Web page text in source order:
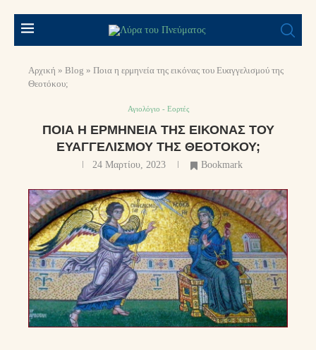
Αρχική » Blog » Ποια η ερμηνεία της εικόνας του Ευαγγελισμού της
Θεοτόκου;
Αγιολόγιο - Εορτές
ΠΟΙΑ Η ΕΡΜΗΝΕΊΑ ΤΗΣ ΕΙΚΌΝΑΣ ΤΟΥ
ΕΥΑΓΓΕΛΙΣΜΟΎ ΤΗΣ ΘΕΟΤΌΚΟΥ;
24 Μαρτίου, 2023 Bookmark